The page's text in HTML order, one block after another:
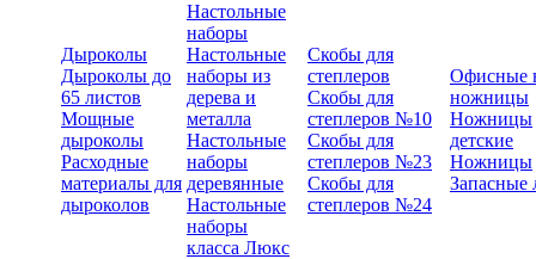
Дыроколы
Дыроколы до
65 листов
Мощные
дыроколы
Расходные
материалы для
дыроколов
Настольные
наборы
Настольные
наборы из
дерева и
металла
Настольные
наборы
деревянные
Настольные
наборы
класса Люкс
Скобы для
степлеров
Скобы для
степлеров №10
Скобы для
степлеров №23
Скобы для
степлеров №24
Офисные
ножницы
Ножницы
детские
Ножницы
Запасные